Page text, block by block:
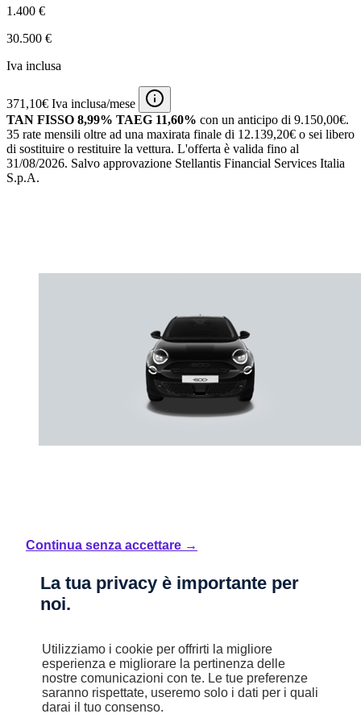
1.400 €
30.500 €
Iva inclusa
371,10€ Iva inclusa/mese
TAN FISSO 8,99% TAEG 11,60% con un anticipo di 9.150,00€.
35 rate mensili oltre ad una maxirata finale di 12.139,20€ o sei libero
di sostituire o restituire la vettura. L'offerta è valida fino al
31/08/2026. Salvo approvazione Stellantis Financial Services Italia
S.p.A.
Nuovo
600 Hybrid
SPORT Hybrid 145CV
4,9 l/100km
B (110 g/km)
Continua senza accettare →
La tua privacy è importante per
noi.
Utilizziamo i cookie per offrirti la migliore
esperienza e migliorare la pertinenza delle
nostre comunicazioni con te. Le tue preferenze
saranno rispettate, useremo solo i dati per i quali
darai il tuo consenso.